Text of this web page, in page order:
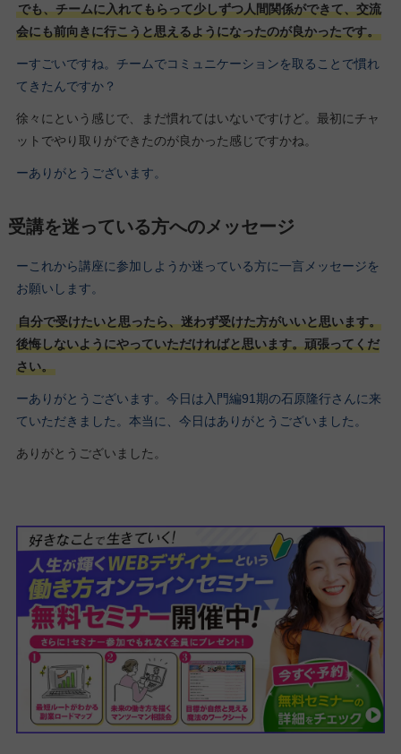
でも、チームに入れてもらって少しずつ人間関係ができて、交流
会にも前向きに行こうと思えるようになったのが良かったです。
ーすごいですね。チームでコミュニケーションを取ることで慣れ
てきたんですか？
徐々にという感じで、まだ慣れてはいないですけど。最初にチャ
ットでやり取りができたのが良かった感じですかね。
ーありがとうございます。
受講を迷っている方へのメッセージ
ーこれから講座に参加しようか迷っている方に一言メッセージを
お願いします。
自分で受けたいと思ったら、迷わず受けた方がいいと思います。
後悔しないようにやっていただければと思います。頑張ってくだ
さい。
ーありがとうございます。今日は入門編91期の石原隆行さんに来
ていただきました。本当に、今日はありがとうございました。
ありがとうございました。